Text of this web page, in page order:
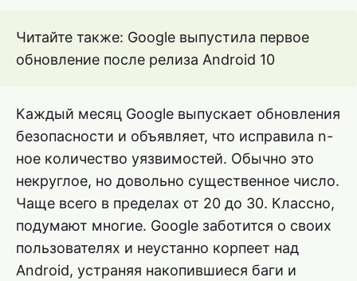
Читайте также: Google выпустила первое
обновление после релиза Android 10
Каждый месяц Google выпускает обновления
безопасности и объявляет, что исправила n-
ное количество уязвимостей. Обычно это
некруглое, но довольно существенное число.
Чаще всего в пределах от 20 до 30. Классно,
подумают многие. Google заботится о своих
пользователях и неустанно корпеет над
Android, устраняя накопившиеся баги и